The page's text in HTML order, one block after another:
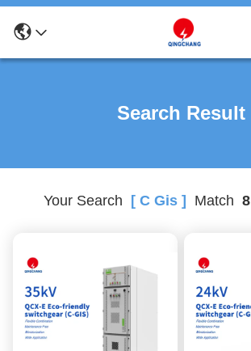
Search Result
Your Search [ C Gis ] Match 8